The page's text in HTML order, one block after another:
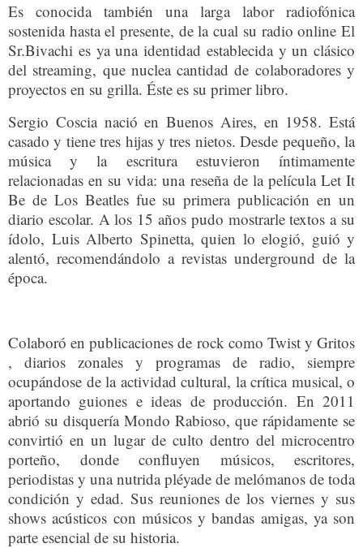
Es conocida también una larga labor radiofónica
sostenida hasta el presente, de la cual su radio online El
Sr.Bivachi es ya una identidad establecida y un clásico
del streaming, que nuclea cantidad de colaboradores y
proyectos en su grilla. Éste es su primer libro.
Sergio Coscia nació en Buenos Aires, en 1958. Está
casado y tiene tres hijas y tres nietos. Desde pequeño, la
música y la escritura estuvieron íntimamente
relacionadas en su vida: una reseña de la película Let It
Be de Los Beatles fue su primera publicación en un
diario escolar. A los 15 años pudo mostrarle textos a su
ídolo, Luis Alberto Spinetta, quien lo elogió, guió y
alentó, recomendándolo a revistas underground de la
época.
Colaboró en publicaciones de rock como Twist y Gritos
, diarios zonales y programas de radio, siempre
ocupándose de la actividad cultural, la crítica musical, o
aportando guiones e ideas de producción. En 2011
abrió su disquería Mondo Rabioso, que rápidamente se
convirtió en un lugar de culto dentro del microcentro
porteño, donde confluyen músicos, escritores,
periodistas y una nutrida pléyade de melómanos de toda
condición y edad. Sus reuniones de los viernes y sus
shows acústicos con músicos y bandas amigas, ya son
parte esencial de su historia.